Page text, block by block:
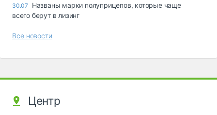
30.07
Названы марки полуприцепов, которые чаще
всего берут в лизинг
Все новости
Центр